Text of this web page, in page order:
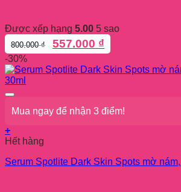
Được xếp hạng 5.00 5 sao
800.000₫
Giá
gốc
800.000 ₫.
557.000 ₫
hiện
tại
là:
-30%
Mua ngay để nhận 3 điểm!
+
Hết hàng
Serum Spotlite Dark Skin Spots mờ